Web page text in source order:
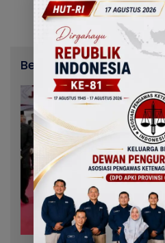
Berita Terbaru